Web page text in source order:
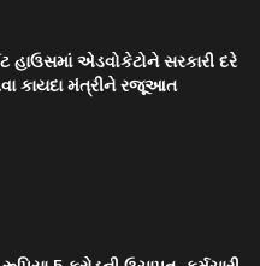
હાઉસમાં એડવોકેટોને સરકારી દરે
કાયદા મંત્રીને રજૂઆત